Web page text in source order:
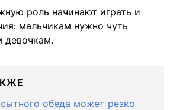
роль начинают играть и
мальчикам нужно чуть
девочкам.
обеда может резко